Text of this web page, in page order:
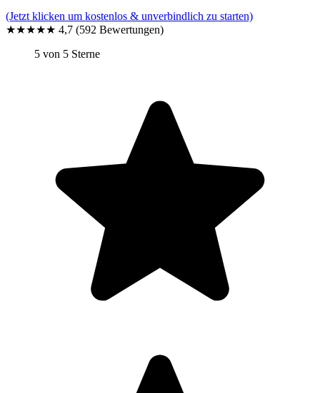
(Jetzt klicken um kostenlos & unverbindlich zu starten)
★★★★★ 4,7 (592 Bewertungen)
5 von 5 Sterne